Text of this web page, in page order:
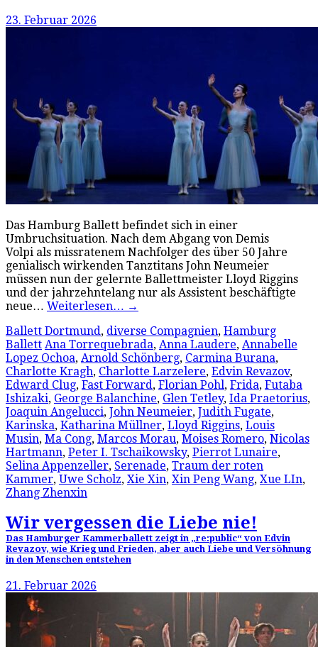
23. Februar 2026
Das Hamburg Ballett befindet sich in einer
Umbruchsituation. Nach dem Abgang von Demis
Volpi als missratenem Nachfolger des über 50 Jahre
genialisch wirkenden Tanztitans John Neumeier
müssen nun der gelernte Ballettmeister Lloyd Riggins
und der jahrzehntelang nur als Assistent beschäftigte
neue… Weiterlesen… →
Ballett Dortmund, diverse Compagnien, Hamburg
Ballett Ana Torrequebrada, Anna Laudere, Annabelle
Lopez Ochoa, Arnold Schönberg, Carmina Burana,
Charlotte Kragh, Charlotte Larzelere, Edvin Revazov,
Edward Clug, Fast Forward, Florian Pohl, Frida, Futaba
Ishizaki, George Balanchine, Glen Tetley, Ida Praetorius,
Joaquin Angelucci, John Neumeier, Judith Fugate,
Karinska, Katharina Müllner, Lloyd Riggins, Louis
Musin, Ma Cong, Marcos Morau, Moises Romero, Nicolas
Hartmann, Peter I. Tschaikowsky, Pierrot Lunaire,
Selina Appenzeller, Serenade, Traum der roten
Kammer, Uwe Scholz, Xie Xin, Xin Peng Wang, Xue LIn,
Zhang Zhenxin
Wir vergessen die Liebe nie!
Das Hamburger Kammerballett zeigt in „re:public“ von Edvin
Revazov, wie Krieg und Frieden, aber auch Liebe und Versöhnung
in den Menschen entstehen
21. Februar 2026